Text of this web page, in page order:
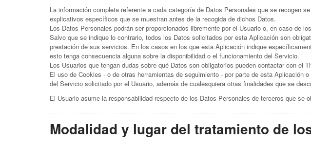
La información completa referente a cada categoría de Datos Personales que se recogen
explicativos específicos que se muestran antes de la recogida de dichos Datos.
Los Datos Personales podrán ser proporcionados libremente por el Usuario o, en caso de
Salvo que se indique lo contrario, todos los Datos solicitados por esta Aplicación son
prestación de sus servicios. En los casos en los que esta Aplicación indique
esto tenga consecuencia alguna sobre la disponibilidad o el funcionamiento del Servicio.
Los Usuarios que tengan dudas sobre qué Datos son obligatorios pueden contactar con el
El uso de Cookies - o de otras herramientas de seguimiento - por parte de esta
del Servicio solicitado por el Usuario, además de cualesquiera otras finalidades que se
El Usuario asume la responsabilidad respecto de los Datos Personales de terceros que se
Modalidad y lugar del tratamiento de